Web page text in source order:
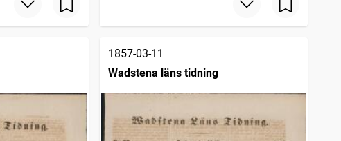
1857-03-11
Wadstena läns tidning